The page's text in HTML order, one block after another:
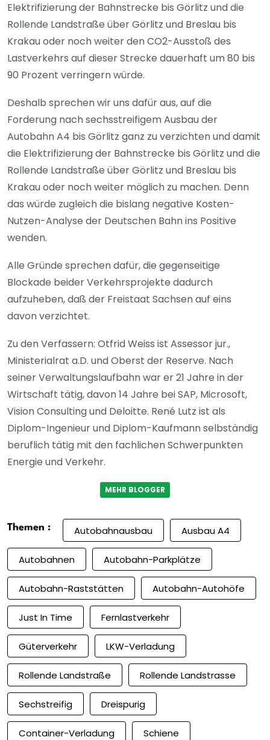
Elektrifizierung der Bahnstrecke bis Görlitz und die
Rollende Landstraße über Görlitz und Breslau bis
Krakau oder noch weiter den CO2-Ausstoß des
Lastverkehrs auf dieser Strecke dauerhaft um 80 bis
90 Prozent verringern würde.
Deshalb sprechen wir uns dafür aus, auf die
Forderung nach sechsstreifigem Ausbau der
Autobahn A4 bis Görlitz ganz zu verzichten und damit
die Elektrifizierung der Bahnstrecke bis Görlitz und die
Rollende Landstraße über Görlitz und Breslau bis
Krakau oder noch weiter möglich zu machen. Denn
das würde zugleich die bislang negative Kosten-
Nutzen-Analyse der Deutschen Bahn ins Positive
wenden.
Alle Gründe sprechen dafür, die gegenseitige
Blockade beider Verkehrsprojekte dadurch
aufzuheben, daß der Freistaat Sachsen auf eins
davon verzichtet.
Zu den Verfassern: Otfrid Weiss ist Assessor jur.,
Ministerialrat a.D. und Oberst der Reserve. Nach
seiner Verwaltungslaufbahn war er 21 Jahre in der
Wirtschaft tätig, davon 14 Jahre bei SAP, Microsoft,
Vision Consulting und Deloitte. René Lutz ist als
Diplom-Ingenieur und Diplom-Kaufmann selbständig
beruflich tätig mit den fachlichen Schwerpunkten
Energie und Verkehr.
MEHR BLOGGER
Themen : Autobahnausbau Ausbau A4
Autobahnen Autobahn-Parkplätze
Autobahn-Raststätten Autobahn-Autohöfe
Just In Time Fernlastverkehr
Güterverkehr LKW-Verladung
Rollende Landstraße Rollende Landstrasse
Sechstreifig Dreispurig
Container-Verladung Schiene